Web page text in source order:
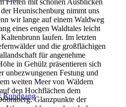
Rundgang
Freien mit schönen Ausblicken
Heunischenburg nimmt uns
wir lange auf einem Waldweg
eines engen Waldtales leicht
laufen. Im letzten
und die großflächigen
für angenehme
in Gehülz präsentieren sich
unbezwungenen Festung und
weiten Meer von Wäldern
den Hochflächen dem
Glanzpunkte der